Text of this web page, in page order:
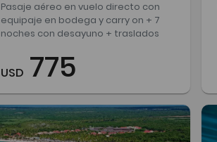
Pasaje aéreo en vuelo directo con
equipaje en bodega y carry on + 7
noches con desayuno + traslados
USD 775